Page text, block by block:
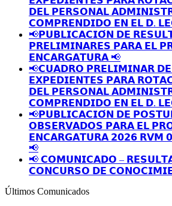
𝗗𝗘𝗟 𝗣𝗘𝗥𝗦𝗢𝗡𝗔𝗟
𝗖𝗢𝗠𝗣𝗥𝗘𝗡𝗗𝗜𝗗𝗢 𝗘𝗡 𝗘𝗟 𝗗.
📢𝗣𝗨𝗕𝗟𝗜𝗖𝗔𝗖𝗜𝗢́𝗡 𝗗𝗘
𝗣𝗥𝗘𝗟𝗜𝗠𝗜𝗡𝗔𝗥𝗘𝗦 𝗣𝗔𝗥𝗔 𝗘𝗟
𝗘𝗡𝗖𝗔𝗥𝗚𝗔𝗧𝗨𝗥𝗔 📢
📢𝗖𝗨𝗔𝗗𝗥𝗢 𝗣𝗥𝗘𝗟𝗜𝗠𝗜𝗡𝗔𝗥
𝗘𝗫𝗣𝗘𝗗𝗜𝗘𝗡𝗧𝗘𝗦 𝗣𝗔𝗥𝗔
𝗗𝗘𝗟 𝗣𝗘𝗥𝗦𝗢𝗡𝗔𝗟
𝗖𝗢𝗠𝗣𝗥𝗘𝗡𝗗𝗜𝗗𝗢 𝗘𝗡 𝗘𝗟 𝗗.
📢𝗣𝗨𝗕𝗟𝗜𝗖𝗔𝗖𝗜𝗢́𝗡 𝗗𝗘
𝗢𝗕𝗦𝗘𝗥𝗩𝗔𝗗𝗢𝗦 𝗣𝗔𝗥𝗔 𝗘𝗟
𝗘𝗡𝗖𝗔𝗥𝗚𝗔𝗧𝗨𝗥𝗔 𝟮𝟬𝟮𝟲 𝗥𝗩𝗠
📢
📢 𝗖𝗢𝗠𝗨𝗡𝗜𝗖𝗔𝗗𝗢 –
𝗖𝗢𝗡𝗖𝗨𝗥𝗦𝗢 𝗗𝗘
Últimos Comunicados